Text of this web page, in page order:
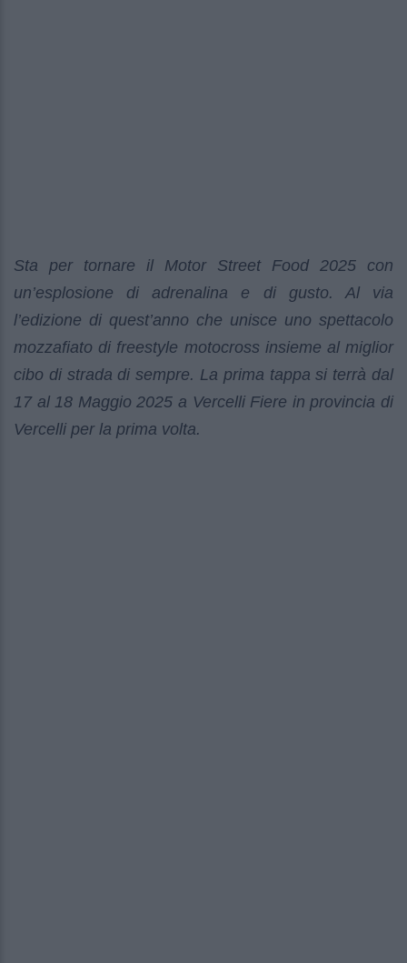
Sta per tornare il Motor Street Food 2025 con
un’esplosione di adrenalina e di gusto. Al via
l’edizione di quest’anno che unisce uno spettacolo
mozzafiato di freestyle motocross insieme al miglior
cibo di strada di sempre. La prima tappa si terrà dal
17 al 18 Maggio 2025 a Vercelli Fiere in provincia di
Vercelli per la prima volta.